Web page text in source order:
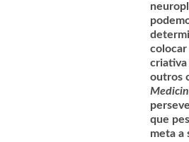
colocar
criativa
outros
que
meta a